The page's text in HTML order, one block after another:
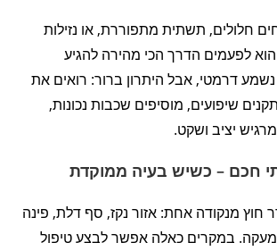
חלולים, תשתית מתפוררת, או נזילות
לפעמים הדרך הכי מהירה להגיע
נשמע דרמטי, אבל היתרון ברור: רואים את
שיפועים, מוסיפים שכבות נכונות,
יציב ושקט.
חוץ מנקודה אחת: אזור נקז, סף דלת, פינה
מעקה. במקרים כאלה אפשר לבצע טיפול